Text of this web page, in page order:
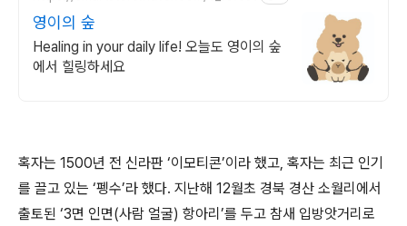
영이의 숲
Healing in your daily life! 오늘도 영이의 숲
에서 힐링하세요
혹자는 1500년 전 신라판 ‘이모티콘’이라 했고, 혹자는 최근 인기
를 끌고 있는 ‘펭수’라 했다. 지난해 12월초 경북 경산 소월리에서
출토된 ‘3면 인면(사람 얼굴) 항아리’를 두고 참새 입방앗거리로